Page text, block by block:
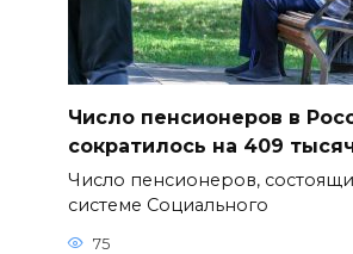
Число пенсионеров в
сократилось на 409
Число пенсионеров,
системе Социального
75